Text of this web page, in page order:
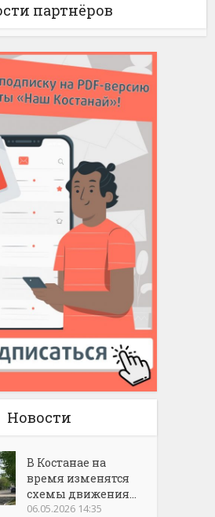
партнёров
Новости
В Костанае на
время изменятся
схемы движения...
06.05.2026 14:35